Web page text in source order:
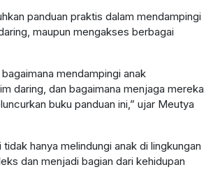
panduan praktis dalam mendampingi
maupun mengakses berbagai
mendampingi anak
daring, dan bagaimana menjaga mereka
buku panduan ini,” ujar Meutya
hanya melindungi anak di lingkungan
dan menjadi bagian dari kehidupan